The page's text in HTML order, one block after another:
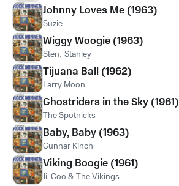
Johnny Loves Me (1963)
Suzie
Wiggy Woogie (1963)
Sten, Stanley
Tijuana Ball (1962)
Larry Moon
Ghostriders in the Sky (1961)
The Spotnicks
Baby, Baby (1963)
Gunnar Kinch
Viking Boogie (1961)
Ji-Coo & The Vikings